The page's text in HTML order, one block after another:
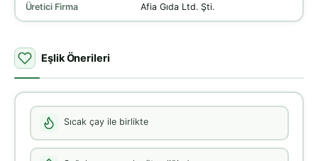
Üretici Firma Afia Gıda Ltd. Şti.
Eşlik Önerileri
Sıcak çay ile birlikte